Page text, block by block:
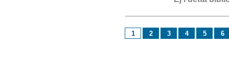
1 2 3 4 5 6